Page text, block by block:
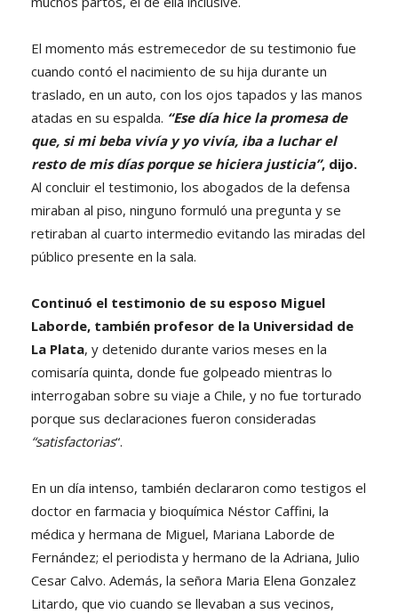
El momento más estremecedor de su testimonio fue
cuando contó el nacimiento de su hija durante un
traslado, en un auto, con los ojos tapados y las manos
atadas en su espalda. “Ese día hice la promesa de
que, si mi beba vivía y yo vivía, iba a luchar el
resto de mis días porque se hiciera justicia”, dijo.
Al concluir el testimonio, los abogados de la defensa
miraban al piso, ninguno formuló una pregunta y se
retiraban al cuarto intermedio evitando las miradas del
público presente en la sala.
Continuó el testimonio de su esposo Miguel
Laborde, también profesor de la Universidad de
La Plata, y detenido durante varios meses en la
comisaría quinta, donde fue golpeado mientras lo
interrogaban sobre su viaje a Chile, y no fue torturado
porque sus declaraciones fueron consideradas
“satisfactorias“.
En un día intenso, también declararon como testigos el
doctor en farmacia y bioquímica Néstor Caffini, la
médica y hermana de Miguel, Mariana Laborde de
Fernández; el periodista y hermano de la Adriana, Julio
Cesar Calvo. Además, la señora Maria Elena Gonzalez
Litardo, que vio cuando se llevaban a sus vecinos,